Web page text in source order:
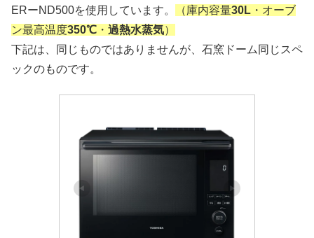
ERーND500を使用しています。
（庫内容量30L ・オーブ
ン最高温度350℃ ・ 過熱水蒸気）
下記は、同じものではありませんが、石窯ドーム同じスペ
ックのものです。